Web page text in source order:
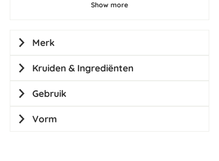
Show more
Merk
Kruiden & Ingrediënten
Gebruik
Vorm